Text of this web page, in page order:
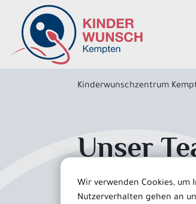
Inhalt der Seite anspringen
Informationen und Einstellungen zur
Kinderwunschzentrum
Unser
Kompetenz
Wir verwenden Cookies,
Nutzerverhalten gehen an